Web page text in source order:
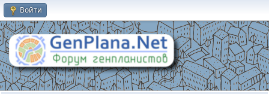
Войти